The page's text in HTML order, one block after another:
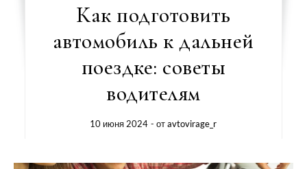
Как подготовить
автомобиль к дальней
поездке: советы
водителям
10 июня 2024 - отavtovirage_r